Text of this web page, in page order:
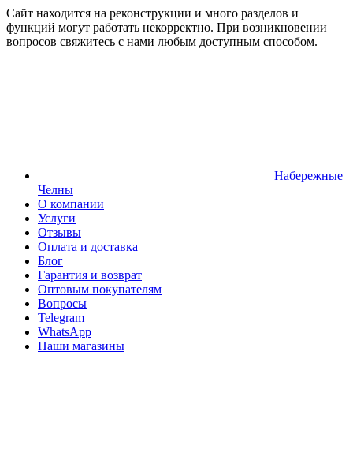
Сайт находится на реконструкции и много разделов и
функций могут работать некорректно. При возникновении
вопросов свяжитесь с нами любым доступным способом.
Набережные
Челны
О компании
Услуги
Отзывы
Оплата и доставка
Блог
Гарантия и возврат
Оптовым покупателям
Вопросы
Telegram
WhatsApp
Наши магазины